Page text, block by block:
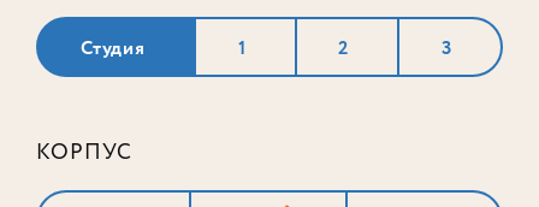
Студия 1 2 3
КОРПУС